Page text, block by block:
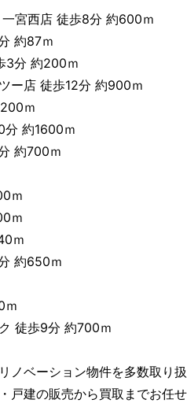
一宮西店 徒歩8分 約600ｍ
約87ｍ
3分 約200ｍ
ー店 徒歩12分 約900ｍ
ｍ
分 約1600ｍ
約700ｍ
ｍ
ｍ
ｍ
約650ｍ
ｍ
徒歩9分 約700ｍ
ノベーション物件を多数取り扱
戸建の販売から買取までお任せ